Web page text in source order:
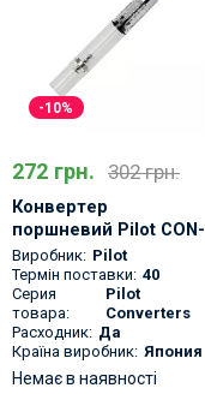
-10%
272 грн. 302 грн.
Конвертер
поршневий Pilot CON-
40
Виробник: Pilot
Термін поставки: 40
Серия
товара:
Pilot
Converters
Расходник: Да
Країна виробник: Япония
Немає в наявності